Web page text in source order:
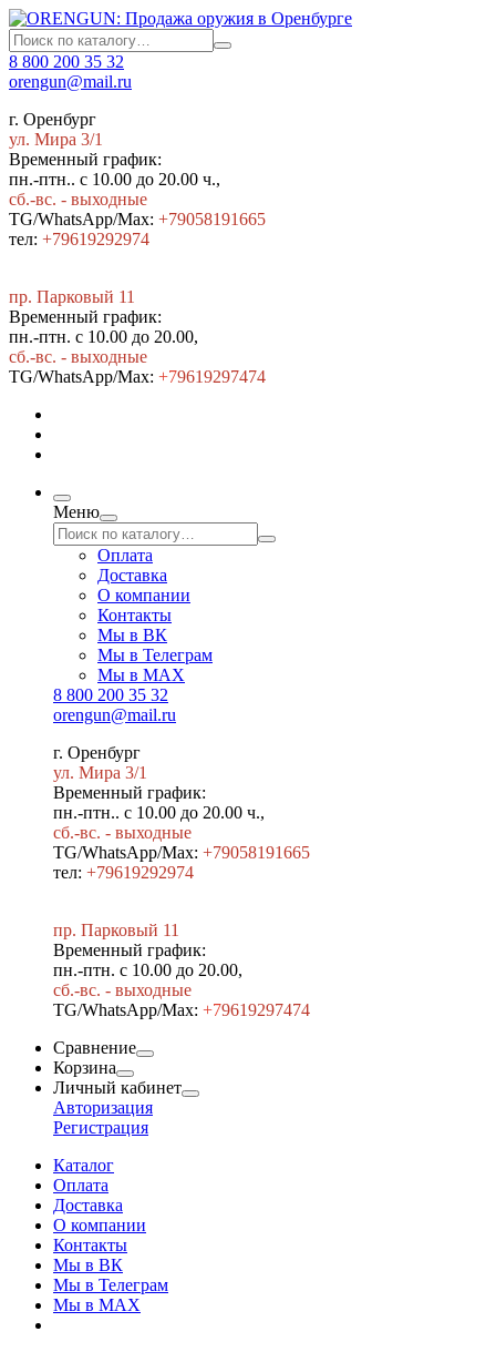
8 800 200 35 32
orengun@mail.ru
г. Оренбург
ул. Мира 3/1
Временный график:
пн.-птн.. с 10.00 до 20.00 ч.,
сб.-вс. - выходные
TG/WhatsApp/Max: +79058191665
тел: +79619292974
пр. Парковый 11
Временный график:
пн.-птн. с 10.00 до 20.00,
сб.-вс. - выходные
TG/WhatsApp/Max: +79619297474
Меню
Оплата
Доставка
О компании
Контакты
Мы в ВК
Мы в Телеграм
Мы в МAX
8 800 200 35 32
orengun@mail.ru
г. Оренбург
ул. Мира 3/1
Временный график:
пн.-птн.. с 10.00 до 20.00 ч.,
сб.-вс. - выходные
TG/WhatsApp/Max: +79058191665
тел: +79619292974
пр. Парковый 11
Временный график:
пн.-птн. с 10.00 до 20.00,
сб.-вс. - выходные
TG/WhatsApp/Max: +79619297474
Сравнение
Корзина
Личный кабинет
Авторизация
Регистрация
Каталог
Оплата
Доставка
О компании
Контакты
Мы в ВК
Мы в Телеграм
Мы в МAX